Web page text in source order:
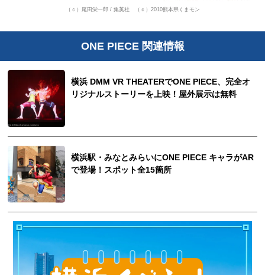
（ｃ）尾田栄一郎 / 集英社 （ｃ）2010熊本県くまモン
ONE PIECE 関連情報
横浜 DMM VR THEATERでONE PIECE、完全オ
リジナルストーリーを上映！屋外展示は無料
横浜駅・みなとみらいにONE PIECE キャラがAR
で登場！スポット全15箇所